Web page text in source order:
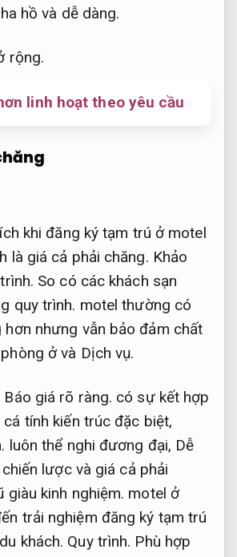
hồ và dễ dàng.
rộng.
linh hoạt theo yêu cầu
khi đăng ký tạm trú ở motel
là giá cả phải chăng. Khảo
So có các khách sạn
quy trình. motel thường có
hơn nhưng vẫn bảo đảm chất
ở và Dịch vụ.
Báo giá rõ ràng. có sự kết hợp
tính kiến trúc đặc biệt,
luôn thể nghi đương đại, Dễ
lược và giá cả phải
giàu kinh nghiệm. motel ở
trải nghiệm đăng ký tạm trú
khách. Quy trình. Phù hợp